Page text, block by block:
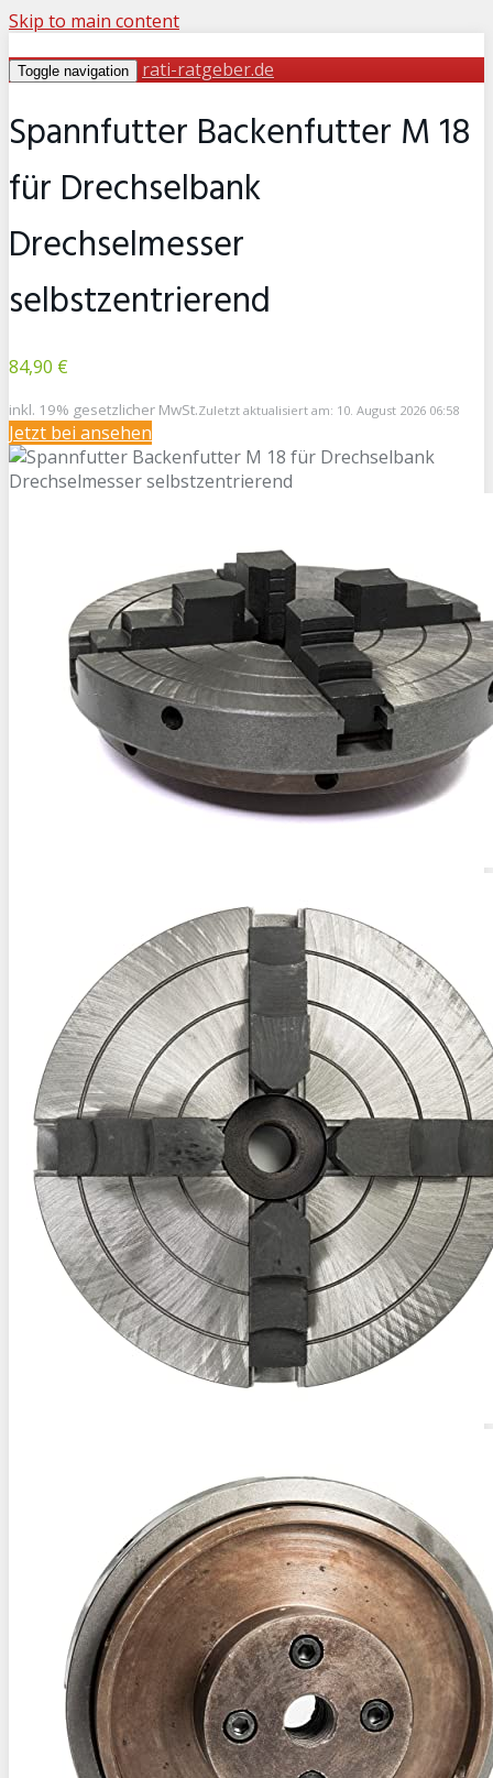
Skip to main content
Toggle navigation rati-ratgeber.de
Spannfutter Backenfutter M 18
für Drechselbank
Drechselmesser
selbstzentrierend
84,90 €
inkl. 19% gesetzlicher MwSt.Zuletzt aktualisiert am: 10. August 2026 06:58
Jetzt bei ansehen